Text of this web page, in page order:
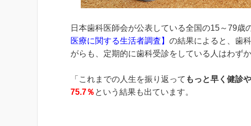
日本歯科医師会が公表している全国の15～79
医療に関する生活者調査 】 の結果によると、歯
がらも、定期的に歯科受診をしている人はわずか
「これまでの人生を振り返って もっと早く健診
75.7％ という結果も出ています。